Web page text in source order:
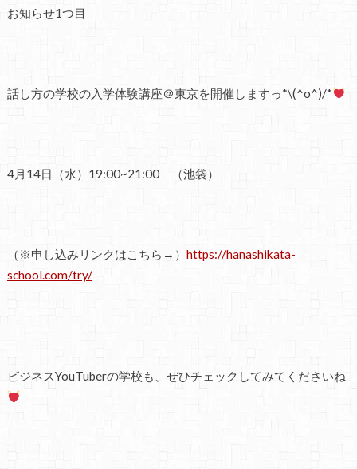
お知らせ1つ目
話し方の学校の入学体験講座＠東京を開催しますっ*\(^o^)/*
4月14日（水）19:00~21:00 （池袋）
（※申し込みリンクはこちら→） https://hanashikata-
school.com/try/
ビジネスYouTuberの学校も、ぜひチェックしてみてくださいね